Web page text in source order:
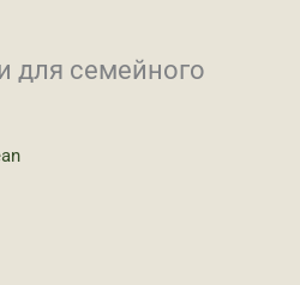
для семейного